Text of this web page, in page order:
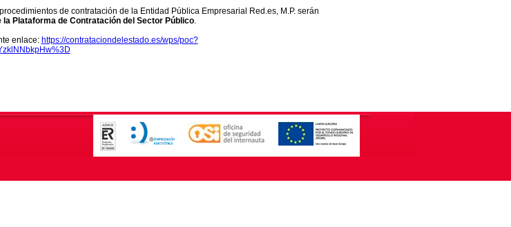
de contratación de la Entidad Pública Empresarial Red.es, M.P. serán
la Plataforma de Contratación del Sector Público.
enlace: https://contrataciondelestado.es/wps/poc?